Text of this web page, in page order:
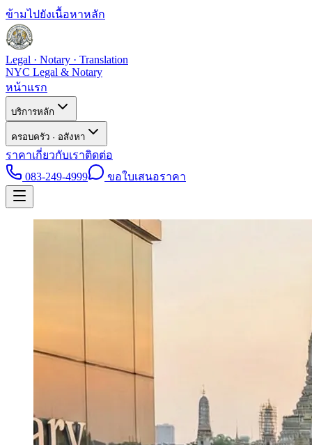
ข้ามไปยังเนื้อหาหลัก
Legal · Notary · Translation
NYC Legal & Notary
หน้าแรก
บริการหลัก
ครอบครัว · อสังหา
ราคาเกี่ยวกับเราติดต่อ
083-249-4999
ขอใบเสนอราคา